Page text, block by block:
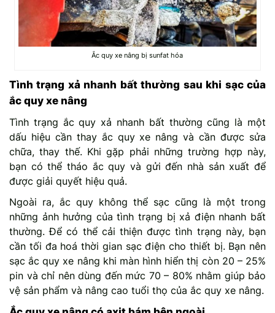
Ắc quy xe nâng bị sunfat hóa
Tình trạng xả nhanh bất thường sau khi sạc của
ắc quy xe nâng
Tình trạng ắc quy xả nhanh bất thường cũng là một
dấu hiệu cần thay ắc quy xe nâng và cần được sửa
chữa, thay thế. Khi gặp phải những trường hợp này,
bạn có thể tháo ắc quy và gửi đến nhà sản xuất để
được giải quyết hiệu quả.
Ngoài ra, ắc quy không thể sạc cũng là một trong
những ảnh hưởng của tình trạng bị xả điện nhanh bất
thường. Để có thể cải thiện được tình trạng này, bạn
cần tối đa hoá thời gian sạc điện cho thiết bị. Bạn nên
sạc ắc quy xe nâng khi màn hình hiển thị còn 20 – 25%
pin và chỉ nên dùng đến mức 70 – 80% nhằm giúp bảo
vệ sản phẩm và nâng cao tuổi thọ của ắc quy xe nâng.